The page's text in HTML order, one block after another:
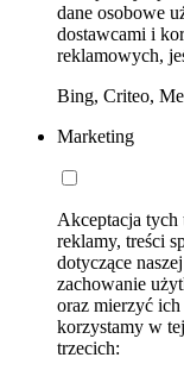
dane osobowe
dostawcami i
reklamowych,
Bing, Criteo,
Marketing
Akceptacja tych
reklamy, treści
dotyczące
zachowanie
oraz mierzyć
korzystamy w
trzecich: